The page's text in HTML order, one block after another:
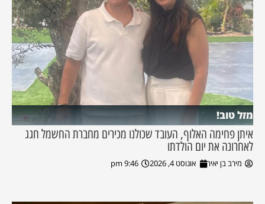
מזל טוב!
איתן פחימה האלוף, העובד שכולנו מכירים מחברת החשמל חגג
לאחרונה את יום הולדתו
מירב בן יאיר אוגוסט 4, 2026 9:46 pm